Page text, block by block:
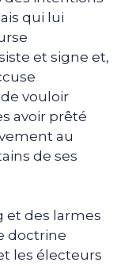
qui lui
et signe et,
vouloir
avoir prêté
au
de ses
et des larmes
doctrine
les électeurs